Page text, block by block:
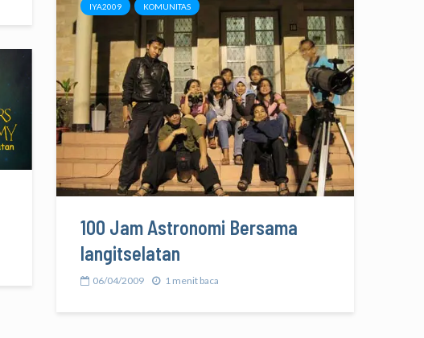
IYA2009 KOMUNITAS
100 Jam Astronomi Bersama
langitselatan
06/04/2009 1 menit baca